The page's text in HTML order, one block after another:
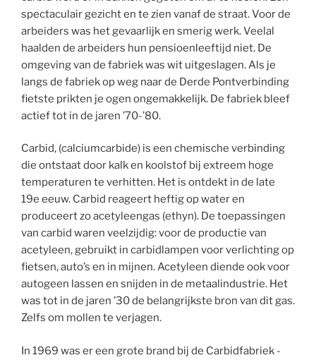
spectaculair gezicht en te zien vanaf de straat. Voor de
arbeiders was het gevaarlijk en smerig werk. Veelal
haalden de arbeiders hun pensioenleeftijd niet. De
omgeving van de fabriek was wit uitgeslagen. Als je
langs de fabriek op weg naar de Derde Pontverbinding
fietste prikten je ogen ongemakkelijk. De fabriek bleef
actief tot in de jaren ’70-’80.
Carbid, (calciumcarbide) is een chemische verbinding
die ontstaat door kalk en koolstof bij extreem hoge
temperaturen te verhitten. Het is ontdekt in de late
19e eeuw. Carbid reageert heftig op water en
produceert zo acetyleengas (ethyn). De toepassingen
van carbid waren veelzijdig: voor de productie van
acetyleen, gebruikt in carbidlampen voor verlichting op
fietsen, auto’s en in mijnen. Acetyleen diende ook voor
autogeen lassen en snijden in de metaalindustrie. Het
was tot in de jaren ’30 de belangrijkste bron van dit gas.
Zelfs om mollen te verjagen.
In 1969 was er een grote brand bij de Carbidfabriek -